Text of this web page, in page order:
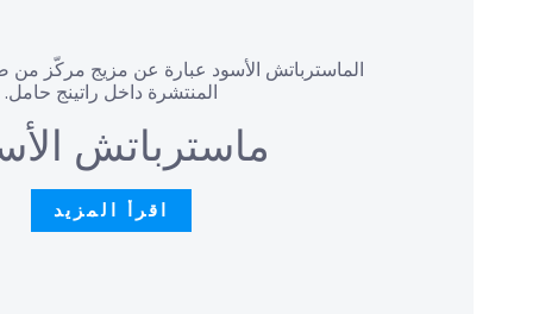
الماسترباتش الأسود عبارة عن مزيج مركّز من
المنتشرة داخل راتينج حامل.
ماسترباتش
اقرأ المزيد